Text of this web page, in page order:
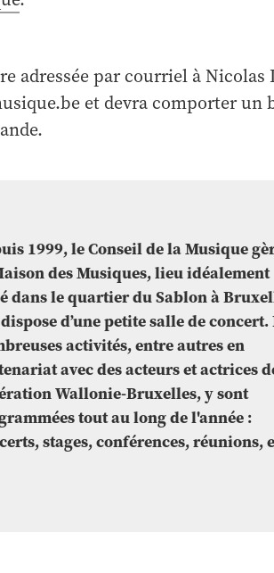
adressée par courriel à Nicolas
et devra comporter
1999, le Conseil de la Musique
des Musiques, lieu idéalement
dans le quartier du Sablon à
d’une petite salle de concert.
activités, entre autres en
avec des acteurs et actrices
Wallonie-Bruxelles, y sont
tout au long de l'année :
stages, conférences, réunions,